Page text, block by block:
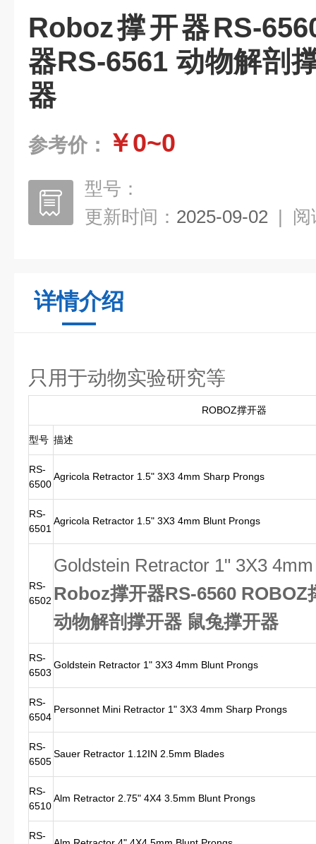
Roboz撑开器RS-
器RS-6561 动物解剖
器
参考价： ￥0~0
型号：
更新时间： 2025-09-02 | 阅
详情介绍
只用于动物实验研究等
ROBOZ撑开器
型号 描述
RS-
6500
Agricola Retractor 1.5" 3X3 4mm Sharp Prongs
RS-
6501
Agricola Retractor 1.5" 3X3 4mm Blunt Prongs
RS-
6502
Goldstein Retractor 1" 3X3
Roboz撑开器RS-6560 ROBOZ
动物解剖撑开器 鼠兔撑开器
RS-
6503
Goldstein Retractor 1" 3X3 4mm Blunt Prongs
RS-
6504
Personnet Mini Retractor 1" 3X3 4mm Sharp Prongs
RS-
6505
Sauer Retractor 1.12IN 2.5mm Blades
RS-
6510
Alm Retractor 2.75" 4X4 3.5mm Blunt Prongs
RS-